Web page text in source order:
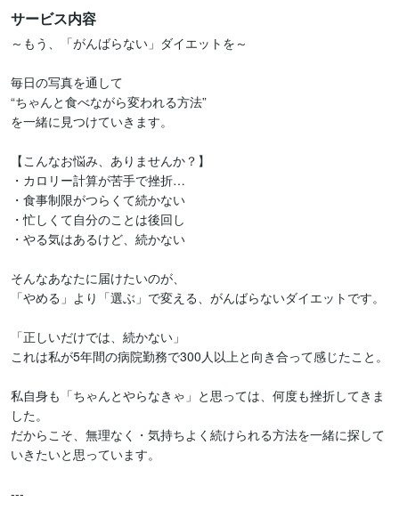
サービス内容
～もう、「がんばらない」ダイエットを～
毎日の写真を通して
“ちゃんと食べながら変われる方法”
を一緒に見つけていきます。
【こんなお悩み、ありませんか？】
・カロリー計算が苦手で挫折…
・食事制限がつらくて続かない
・忙しくて自分のことは後回し
・やる気はあるけど、続かない
そんなあなたに届けたいのが、
「やめる」より「選ぶ」で変える、がんばらないダイエットです。
「正しいだけでは、続かない」
これは私が5年間の病院勤務で300人以上と向き合って感じたこと。
私自身も「ちゃんとやらなきゃ」と思っては、何度も挫折してきま
した。
だからこそ、無理なく・気持ちよく続けられる方法を一緒に探して
いきたいと思っています。
---